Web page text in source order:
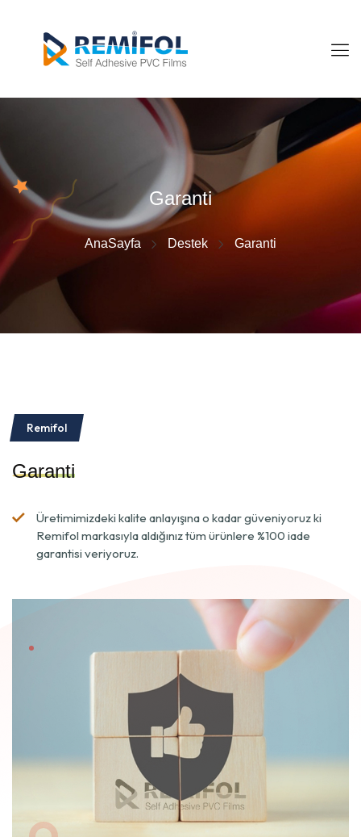
Garanti
AnaSayfa Destek Garanti
Remifol
Garanti
Üretimimizdeki kalite anlayışına o kadar güveniyoruz ki
Remifol markasıyla aldığınız tüm ürünlere %100 iade
garantisi veriyoruz.